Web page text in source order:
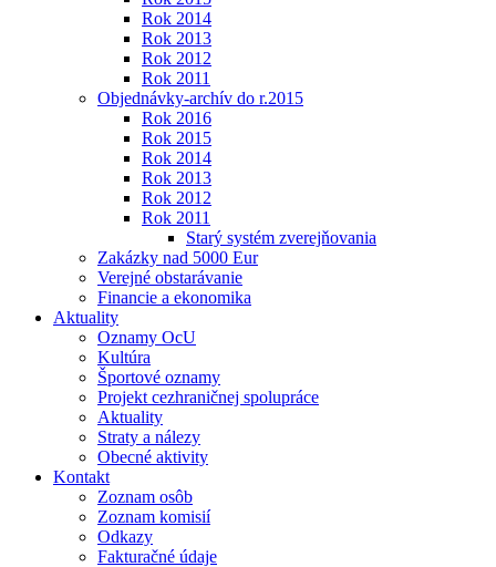
Rok 2014
Rok 2013
Rok 2012
Rok 2011
Objednávky-archív do r.2015
Rok 2016
Rok 2015
Rok 2014
Rok 2013
Rok 2012
Rok 2011
Starý systém zverejňovania
Zakázky nad 5000 Eur
Verejné obstarávanie
Financie a ekonomika
Aktuality
Oznamy OcU
Kultúra
Športové oznamy
Projekt cezhraničnej spolupráce
Aktuality
Straty a nálezy
Obecné aktivity
Kontakt
Zoznam osôb
Zoznam komisií
Odkazy
Fakturačné údaje